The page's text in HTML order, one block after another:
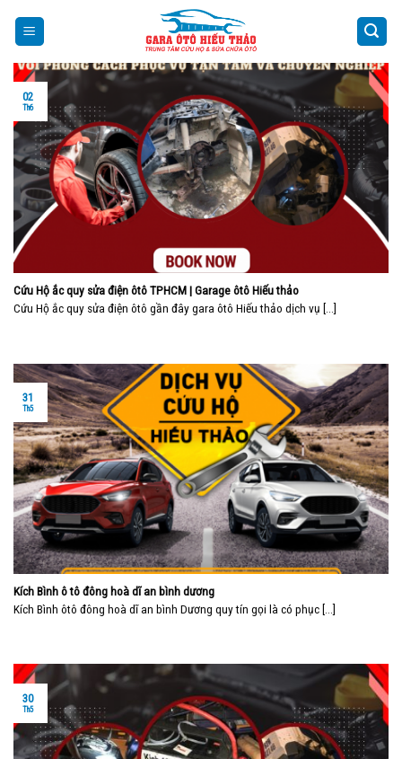
Cứu Hộ ắc quy sửa điện ôtô TPHCM | Garage ôtô Hiếu thảo
Cứu Hộ ắc quy sửa điện ôtô gần đây gara ôtô Hiếu thảo dịch vụ [...]
02
Th6
Kích Bình ô tô đông hoà dĩ an bình dương
Kích Bình ôtô đông hoà dĩ an bình Dương quy tín gọi là có phục [...]
31
Th5
30
Th5